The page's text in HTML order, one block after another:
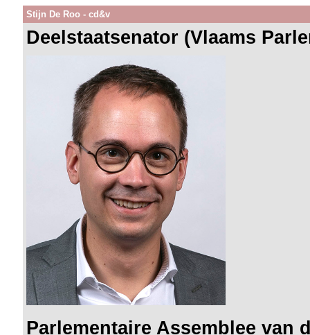
Stijn De Roo - cd&v
Deelstaatsenator (Vlaams
Parlementaire Assemblee van